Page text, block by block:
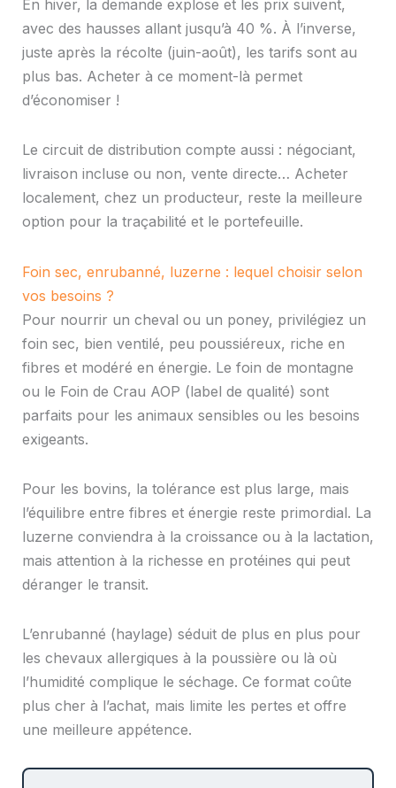
En hiver, la demande explose et les prix suivent,
avec des hausses allant jusqu’à 40 %. À l’inverse,
juste après la récolte (juin-août), les tarifs sont au
plus bas. Acheter à ce moment-là permet
d’économiser !
Le circuit de distribution compte aussi : négociant,
livraison incluse ou non, vente directe… Acheter
localement, chez un producteur, reste la meilleure
option pour la traçabilité et le portefeuille.
Foin sec, enrubanné, luzerne : lequel choisir selon
vos besoins ?
Pour nourrir un cheval ou un poney, privilégiez un
foin sec, bien ventilé, peu poussiéreux, riche en
fibres et modéré en énergie. Le foin de montagne
ou le Foin de Crau AOP (label de qualité) sont
parfaits pour les animaux sensibles ou les besoins
exigeants.
Pour les bovins, la tolérance est plus large, mais
l’équilibre entre fibres et énergie reste primordial. La
luzerne conviendra à la croissance ou à la lactation,
mais attention à la richesse en protéines qui peut
déranger le transit.
L’enrubanné (haylage) séduit de plus en plus pour
les chevaux allergiques à la poussière ou là où
l’humidité complique le séchage. Ce format coûte
plus cher à l’achat, mais limite les pertes et offre
une meilleure appétence.